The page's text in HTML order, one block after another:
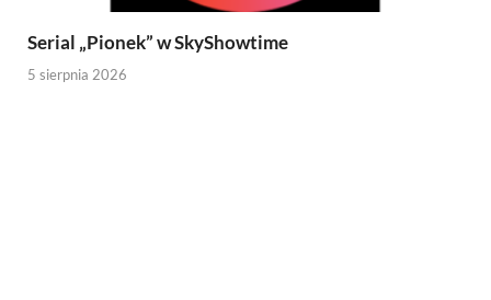
Serial „Pionek” w SkyShowtime
5 sierpnia 2026